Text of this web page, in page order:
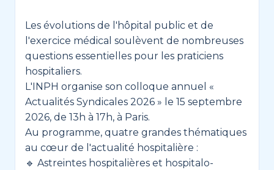
Les évolutions de l'hôpital public et de
l'exercice médical soulèvent de nombreuses
questions essentielles pour les praticiens
hospitaliers.
L'INPH organise son colloque annuel «
Actualités Syndicales 2026 » le 15 septembre
2026, de 13h à 17h, à Paris.
Au programme, quatre grandes thématiques
au cœur de l'actualité hospitalière :
🔹 Astreintes hospitalières et hospitalo-